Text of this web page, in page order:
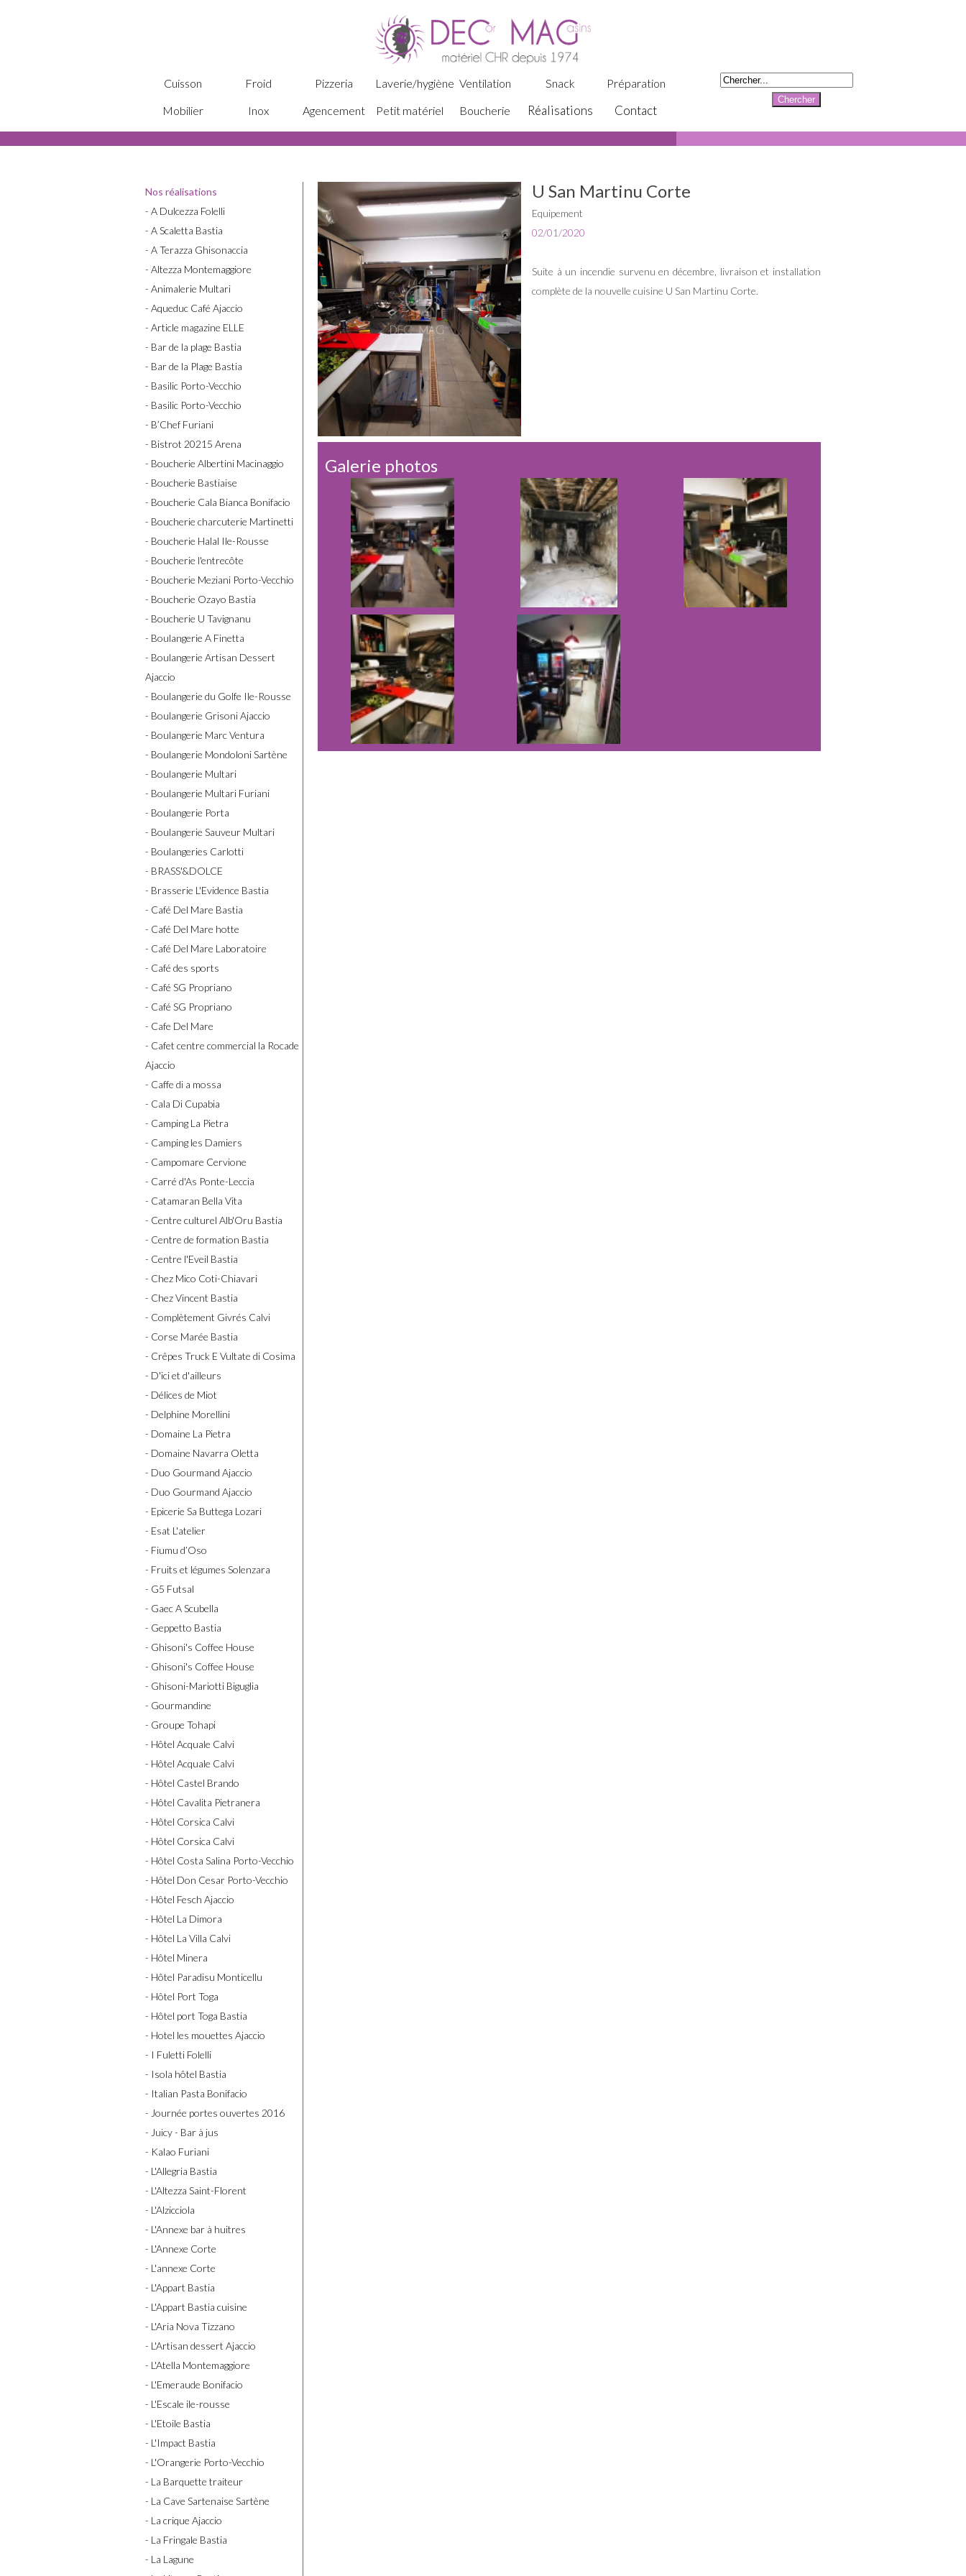
Cuisson Froid Pizzeria Laverie/hygiène Ventilation Snack
Préparation
Mobilier
Inox Agencement Petit matériel Boucherie Réalisations Contact
Nos réalisations
- A Dulcezza Folelli
- A Scaletta Bastia
- A Terazza Ghisonaccia
- Altezza Montemaggiore
- Animalerie Multari
- Aqueduc Café Ajaccio
- Article magazine ELLE
- Bar de la plage Bastia
- Bar de la Plage Bastia
- Basilic Porto-Vecchio
- Basilic Porto-Vecchio
- B’Chef Furiani
- Bistrot 20215 Arena
- Boucherie Albertini Macinaggio
- Boucherie Bastiaise
- Boucherie Cala Bianca Bonifacio
- Boucherie charcuterie Martinetti
- Boucherie Halal Ile-Rousse
- Boucherie l'entrecôte
- Boucherie Meziani Porto-Vecchio
- Boucherie Ozayo Bastia
- Boucherie U Tavignanu
- Boulangerie A Finetta
- Boulangerie Artisan Dessert
Ajaccio
- Boulangerie du Golfe Ile-Rousse
- Boulangerie Grisoni Ajaccio
- Boulangerie Marc Ventura
- Boulangerie Mondoloni Sartène
- Boulangerie Multari
- Boulangerie Multari Furiani
- Boulangerie Porta
- Boulangerie Sauveur Multari
- Boulangeries Carlotti
- BRASS'&DOLCE
- Brasserie L'Evidence Bastia
- Café Del Mare Bastia
- Café Del Mare hotte
- Café Del Mare Laboratoire
- Café des sports
- Café SG Propriano
- Café SG Propriano
- Cafe Del Mare
- Cafet centre commercial la Rocade
Ajaccio
- Caffe di a mossa
- Cala Di Cupabia
- Camping La Pietra
- Camping les Damiers
- Campomare Cervione
- Carré d'As Ponte-Leccia
- Catamaran Bella Vita
- Centre culturel Alb'Oru Bastia
- Centre de formation Bastia
- Centre l'Eveil Bastia
- Chez Mico Coti-Chiavari
- Chez Vincent Bastia
- Complètement Givrés Calvi
- Corse Marée Bastia
- Crêpes Truck E Vultate di Cosima
- D'ici et d'ailleurs
- Délices de Miot
- Delphine Morellini
- Domaine La Pietra
- Domaine Navarra Oletta
- Duo Gourmand Ajaccio
- Duo Gourmand Ajaccio
- Epicerie Sa Buttega Lozari
- Esat L'atelier
- Fiumu d’Oso
- Fruits et légumes Solenzara
- G5 Futsal
- Gaec A Scubella
- Geppetto Bastia
- Ghisoni's Coffee House
- Ghisoni's Coffee House
- Ghisoni-Mariotti Biguglia
- Gourmandine
- Groupe Tohapi
- Hôtel Acquale Calvi
- Hôtel Acquale Calvi
- Hôtel Castel Brando
- Hôtel Cavalita Pietranera
- Hôtel Corsica Calvi
- Hôtel Corsica Calvi
- Hôtel Costa Salina Porto-Vecchio
- Hôtel Don Cesar Porto-Vecchio
- Hôtel Fesch Ajaccio
- Hôtel La Dimora
- Hôtel La Villa Calvi
- Hôtel Minera
- Hôtel Paradisu Monticellu
- Hôtel Port Toga
- Hôtel port Toga Bastia
- Hotel les mouettes Ajaccio
- I Fuletti Folelli
- Isola hôtel Bastia
- Italian Pasta Bonifacio
- Journée portes ouvertes 2016
- Juicy - Bar à jus
- Kalao Furiani
- L'Allegria Bastia
- L'Altezza Saint-Florent
- L'Alzicciola
- L'Annexe bar à huitres
- L'Annexe Corte
- L'annexe Corte
- L'Appart Bastia
- L'Appart Bastia cuisine
- L'Aria Nova Tizzano
- L'Artisan dessert Ajaccio
- L'Atella Montemaggiore
- L'Emeraude Bonifacio
- L'Escale ile-rousse
- L'Etoile Bastia
- L'Impact Bastia
- L'Orangerie Porto-Vecchio
- La Barquette traiteur
- La Cave Sartenaise Sartène
- La crique Ajaccio
- La Fringale Bastia
- La Lagune
U San Martinu Corte
Equipement
02/01/2020
Suite à un incendie survenu en décembre, livraison et installation
complète de la nouvelle cuisine U San Martinu Corte.
Galerie photos